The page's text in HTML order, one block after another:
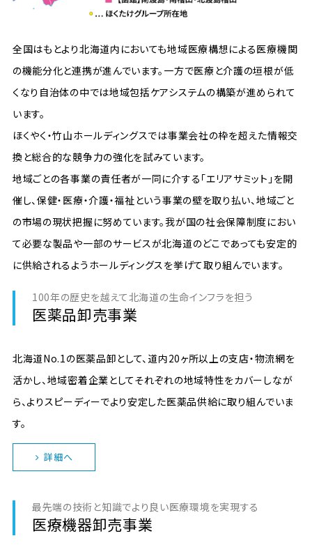
全国はもとより北海道内においても地域医療構想による医療機関
の機能分化と連携が進んでいます。一方で医療と介護の垣根が低
くなり自治体の中では地域包括ケアシステムの構築が進められて
います。
ほくやく・竹山ホールディングスでは事業会社の枠を超えた情報交
換と総合的な競争力の強化を試みています。
地域ごとの各事業の責任者が一同に介する「エリアサミット」を開
催し、保健・医療・介護・福祉という事業の壁を取り払い、地域ごと
の市場の現状把握に努めています。我が国の社会保障制度におい
て必要な製品や一部のサービスが北海道のどこであっても安定的
に供給されるようホールディングスを挙げて取り組んでいます。
100年の歴史を越えて北海道の生命インフラを担う
医薬品卸売事業
北海道No.1の医薬品卸として、道内20ヶ所以上の支店・物流網を
活かし、地域密着企業としてそれぞれの地域特性をカバーしなが
ら、よりスピーディーでより安定した医薬品供給に取り組んでいま
す。
詳細へ
最先端の技術と知識でより良い医療環境を実現する
医療機器卸売事業